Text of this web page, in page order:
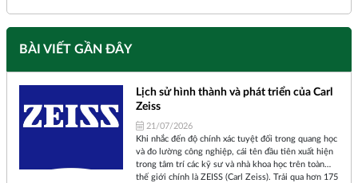
BÀI VIẾT GẦN ĐÂY
Lịch sử hình thành và phát triển của Carl
Zeiss
21/07/2026
Khi nhắc đến độ chính xác tuyệt đối trong quang học
và đo lường công nghiệp, cái tên đầu tiên xuất hiện
trong tâm trí các kỹ sư và nhà khoa học trên toàn
thế giới chính là ZEISS (Carl Zeiss). Trải qua hơn 175